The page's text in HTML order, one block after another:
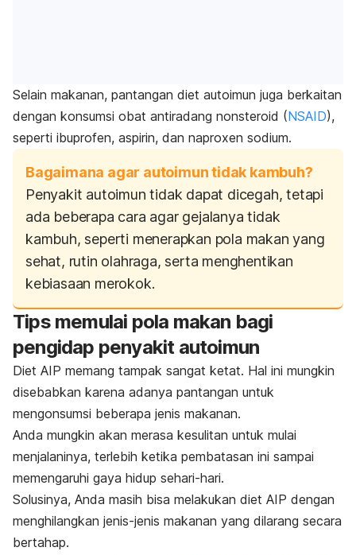
Selain makanan, pantangan diet autoimun juga berkaitan
dengan konsumsi obat antiradang nonsteroid (NSAID),
seperti ibuprofen, aspirin, dan naproxen sodium.
Bagaimana agar autoimun tidak kambuh?
Penyakit autoimun tidak dapat dicegah, tetapi
ada beberapa cara agar gejalanya tidak
kambuh, seperti menerapkan pola makan yang
sehat, rutin olahraga, serta menghentikan
kebiasaan merokok.
Tips memulai pola makan bagi
pengidap penyakit autoimun
Diet AIP memang tampak sangat ketat. Hal ini mungkin
disebabkan karena adanya pantangan untuk
mengonsumsi beberapa jenis makanan.
Anda mungkin akan merasa kesulitan untuk mulai
menjalaninya, terlebih ketika pembatasan ini sampai
memengaruhi gaya hidup sehari-hari.
Solusinya, Anda masih bisa melakukan diet AIP dengan
menghilangkan jenis-jenis makanan yang dilarang secara
bertahap.